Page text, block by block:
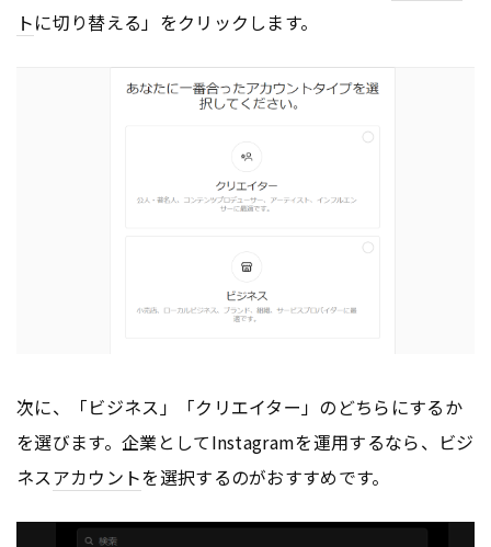
トに切り替える」をクリックします。
次に、「ビジネス」「クリエイター」のどちらにするか
を選びます。企業としてInstagramを運用するなら、ビジ
ネスアカウントを選択するのがおすすめです。